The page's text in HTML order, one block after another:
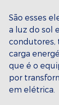
São esses
a luz do sol
condutores,
carga
que é o
por
em elétrica.